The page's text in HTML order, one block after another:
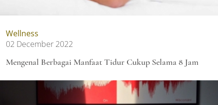
Wellness
02 December 2022
Mengenal Berbagai Manfaat Tidur Cukup Selama 8 Jam